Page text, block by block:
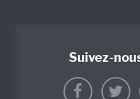
Suivez-